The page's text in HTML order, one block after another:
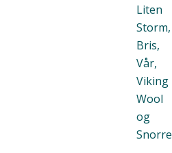
Liten
Storm,
Bris,
Vår,
Viking
Wool
og
Snorre